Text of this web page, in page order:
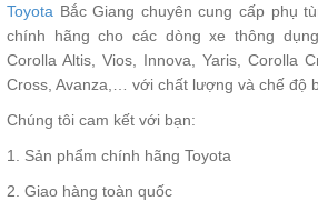
Toyota Bắc Giang chuyên cung cấp phụ
chính hãng cho các dòng xe thông
Corolla Altis, Vios, Innova, Yaris, Corolla
Cross, Avanza,… với chất lượng và chế độ
Chúng tôi cam kết với bạn:
1. Sản phẩm chính hãng Toyota
2. Giao hàng toàn quốc